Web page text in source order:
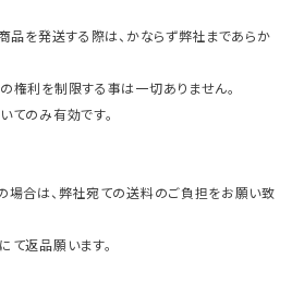
品を発送する際は、かならず弊社まであらか
利を制限する事は一切ありません。
のみ有効です。
合は、弊社宛ての送料のご負担をお願い致
返品願います。